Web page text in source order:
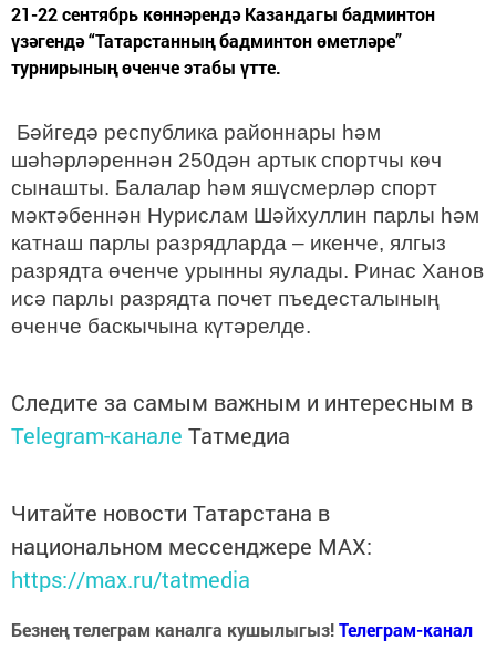
21-22 сентябрь көннәрендә Казандагы бадминтон
үзәгендә “Татарстанның бадминтон өметләре”
турнирының өченче этабы үтте.
Бәйгедә республика районнары һәм
шәһәрләреннән 250дән артык спортчы көч
сынашты. Балалар һәм яшүсмерләр спорт
мәктәбеннән Нурислам Шәйхуллин парлы һәм
катнаш парлы разрядларда – икенче, ялгыз
разрядта өченче урынны яулады. Ринас Ханов
исә парлы разрядта почет пъедесталының
өченче баскычына күтәрелде.
Следите за самым важным и интересным в
Telegram-канале Татмедиа
Читайте новости Татарстана в
национальном мессенджере MАХ:
https://max.ru/tatmedia
Безнең телеграм каналга кушылыгыз!Телеграм-канал